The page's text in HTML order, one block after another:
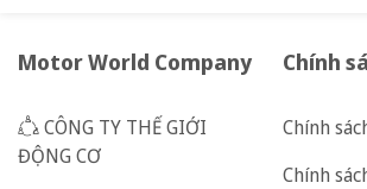
Motor World Company
CÔNG TY THẾ GIỚI
ĐỘNG CƠ
Chính
Chính
Chính